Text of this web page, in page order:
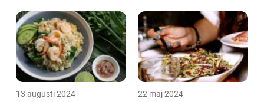
13 augusti 2024 22 maj 2024